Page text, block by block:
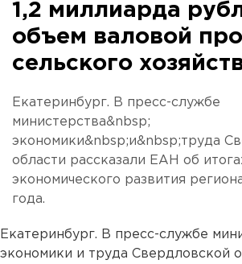
1,2 миллиарда
объем валовой
сельского
Екатеринбург. В пресс-службе
министерства&nbsp;
экономики&nbsp;и&nbsp;труда
области рассказали ЕАН об
экономического развития
года.
Екатеринбург. В пресс-службе
экономики и труда Свердловской